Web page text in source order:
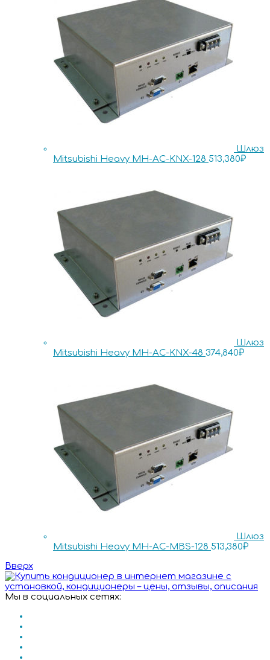
Шлюз
Mitsubishi Heavy MH-AC-KNX-128 513,380₽
Шлюз
Mitsubishi Heavy MH-AC-KNX-48 374,840₽
Шлюз
Mitsubishi Heavy MH-AC-MBS-128 513,380₽
Вверх
Мы в социальных сетях: